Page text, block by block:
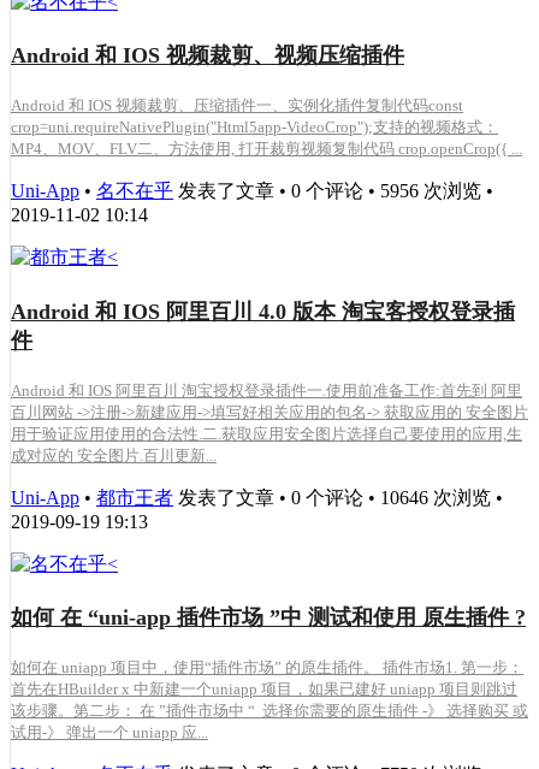
Android 和 IOS 视频裁剪、视频压缩插件
Android 和 IOS 视频裁剪、压缩插件一、实例化插件复制代码const
crop=uni.requireNativePlugin("Html5app-VideoCrop");支持的视频格式：
MP4、MOV、FLV二、方法使用, 打开裁剪视频复制代码 crop.openCrop({ ...
Uni-App • 名不在乎 发表了文章 • 0 个评论 • 5956 次浏览 •
2019-11-02 10:14
Android 和 IOS 阿里百川 4.0 版本 淘宝客授权登录插
件
Android 和 IOS 阿里百川 淘宝授权登录插件一.使用前准备工作:首先到 阿里
百川网站 ->注册->新建应用->填写好相关应用的包名-> 获取应用的 安全图片
用于验证应用使用的合法性.二.获取应用安全图片选择自己要使用的应用,生
成对应的 安全图片.百川更新...
Uni-App • 都市王者 发表了文章 • 0 个评论 • 10646 次浏览 •
2019-09-19 19:13
如何 在 “uni-app 插件市场 ”中 测试和使用 原生插件 ?
如何在 uniapp 项目中，使用“插件市场” 的原生插件。 插件市场1. 第一步：
首先在HBuilder x 中新建一个uniapp 项目，如果已建好 uniapp 项目则跳过
该步骤。第二步： 在 ”插件市场中 “ 选择你需要的原生插件 -》 选择购买 或
试用-》 弹出一个 uniapp 应...